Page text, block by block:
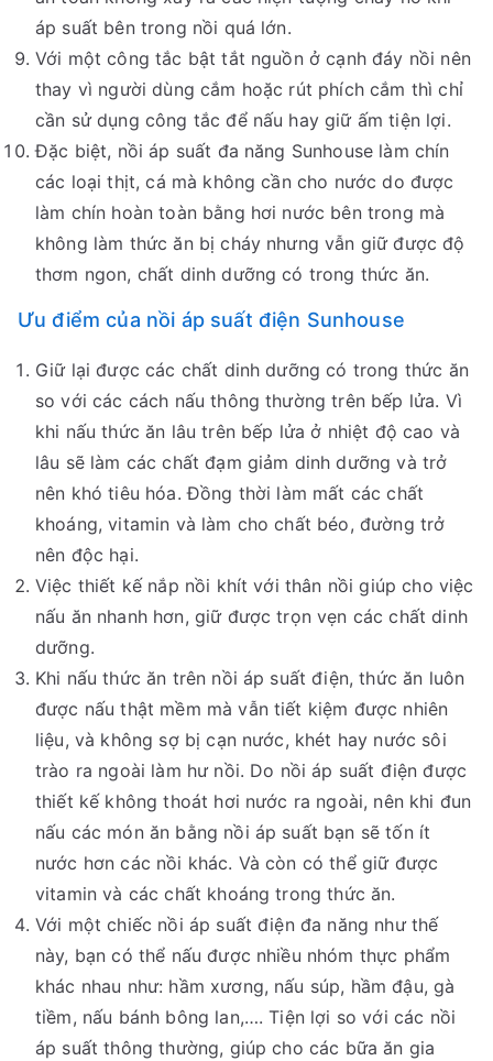
áp suất bên trong nồi quá lớn.
Với một công tắc bật tắt nguồn ở cạnh đáy nồi nên
thay vì người dùng cắm hoặc rút phích cắm thì chỉ
cần sử dụng công tắc để nấu hay giữ ấm tiện lợi.
Đặc biệt, nồi áp suất đa năng Sunhouse làm chín
các loại thịt, cá mà không cần cho nước do được
làm chín hoàn toàn bằng hơi nước bên trong mà
không làm thức ăn bị cháy nhưng vẫn giữ được độ
thơm ngon, chất dinh dưỡng có trong thức ăn.
Ưu điểm của nồi áp suất điện Sunhouse
Giữ lại được các chất dinh dưỡng có trong thức ăn
so với các cách nấu thông thường trên bếp lửa. Vì
khi nấu thức ăn lâu trên bếp lửa ở nhiệt độ cao và
lâu sẽ làm các chất đạm giảm dinh dưỡng và trở
nên khó tiêu hóa. Đồng thời làm mất các chất
khoáng, vitamin và làm cho chất béo, đường trở
nên độc hại.
Việc thiết kế nắp nồi khít với thân nồi giúp cho việc
nấu ăn nhanh hơn, giữ được trọn vẹn các chất dinh
dưỡng.
Khi nấu thức ăn trên nồi áp suất điện, thức ăn luôn
được nấu thật mềm mà vẫn tiết kiệm được nhiên
liệu, và không sợ bị cạn nước, khét hay nước sôi
trào ra ngoài làm hư nồi. Do nồi áp suất điện được
thiết kế không thoát hơi nước ra ngoài, nên khi đun
nấu các món ăn bằng nồi áp suất bạn sẽ tốn ít
nước hơn các nồi khác. Và còn có thể giữ được
vitamin và các chất khoáng trong thức ăn.
Với một chiếc nồi áp suất điện đa năng như thế
này, bạn có thể nấu được nhiều nhóm thực phẩm
khác nhau như: hầm xương, nấu súp, hầm đậu, gà
tiềm, nấu bánh bông lan,…. Tiện lợi so với các nồi
áp suất thông thường, giúp cho các bữa ăn gia